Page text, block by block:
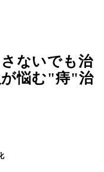
さないでも治
悩む"痔"治